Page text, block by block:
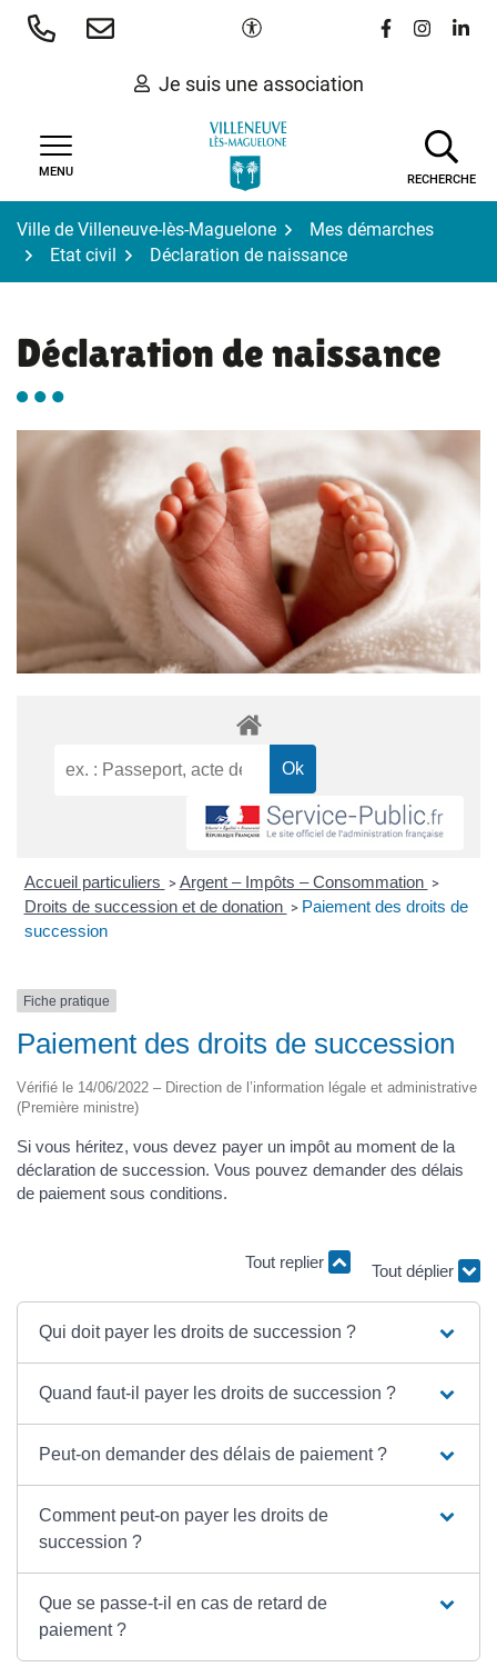
Aller
Paramètres d'accessibilité
Lien vers le
Lien vers
Lien
Je suis une association
MENU
RECHERCHE
Ville de Villeneuve-lès-Maguelone
Mes démarches
Etat civil
Déclaration de naissance
Déclaration de naissance
Accueil particuliers > Argent – Impôts – Consommation >
Droits de succession et de donation > Paiement des droits de
succession
Fiche pratique
Paiement des droits de succession
Vérifié le 14/06/2022 – Direction de l’information légale et administrative
(Première ministre)
Si vous héritez, vous devez payer un impôt au moment de la
déclaration de succession. Vous pouvez demander des délais
de paiement sous conditions.
Tout replier
Tout déplier
Qui doit payer les droits de succession ?
Quand faut-il payer les droits de succession ?
Peut-on demander des délais de paiement ?
Comment peut-on payer les droits de
succession ?
Que se passe-t-il en cas de retard de
paiement ?